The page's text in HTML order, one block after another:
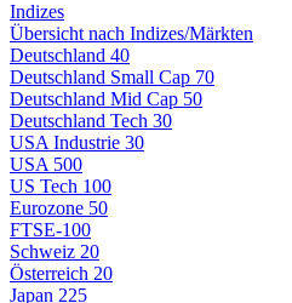
Indizes
Übersicht nach Indizes/Märkten
Deutschland 40
Deutschland Small Cap 70
Deutschland Mid Cap 50
Deutschland Tech 30
USA Industrie 30
USA 500
US Tech 100
Eurozone 50
FTSE-100
Schweiz 20
Österreich 20
Japan 225